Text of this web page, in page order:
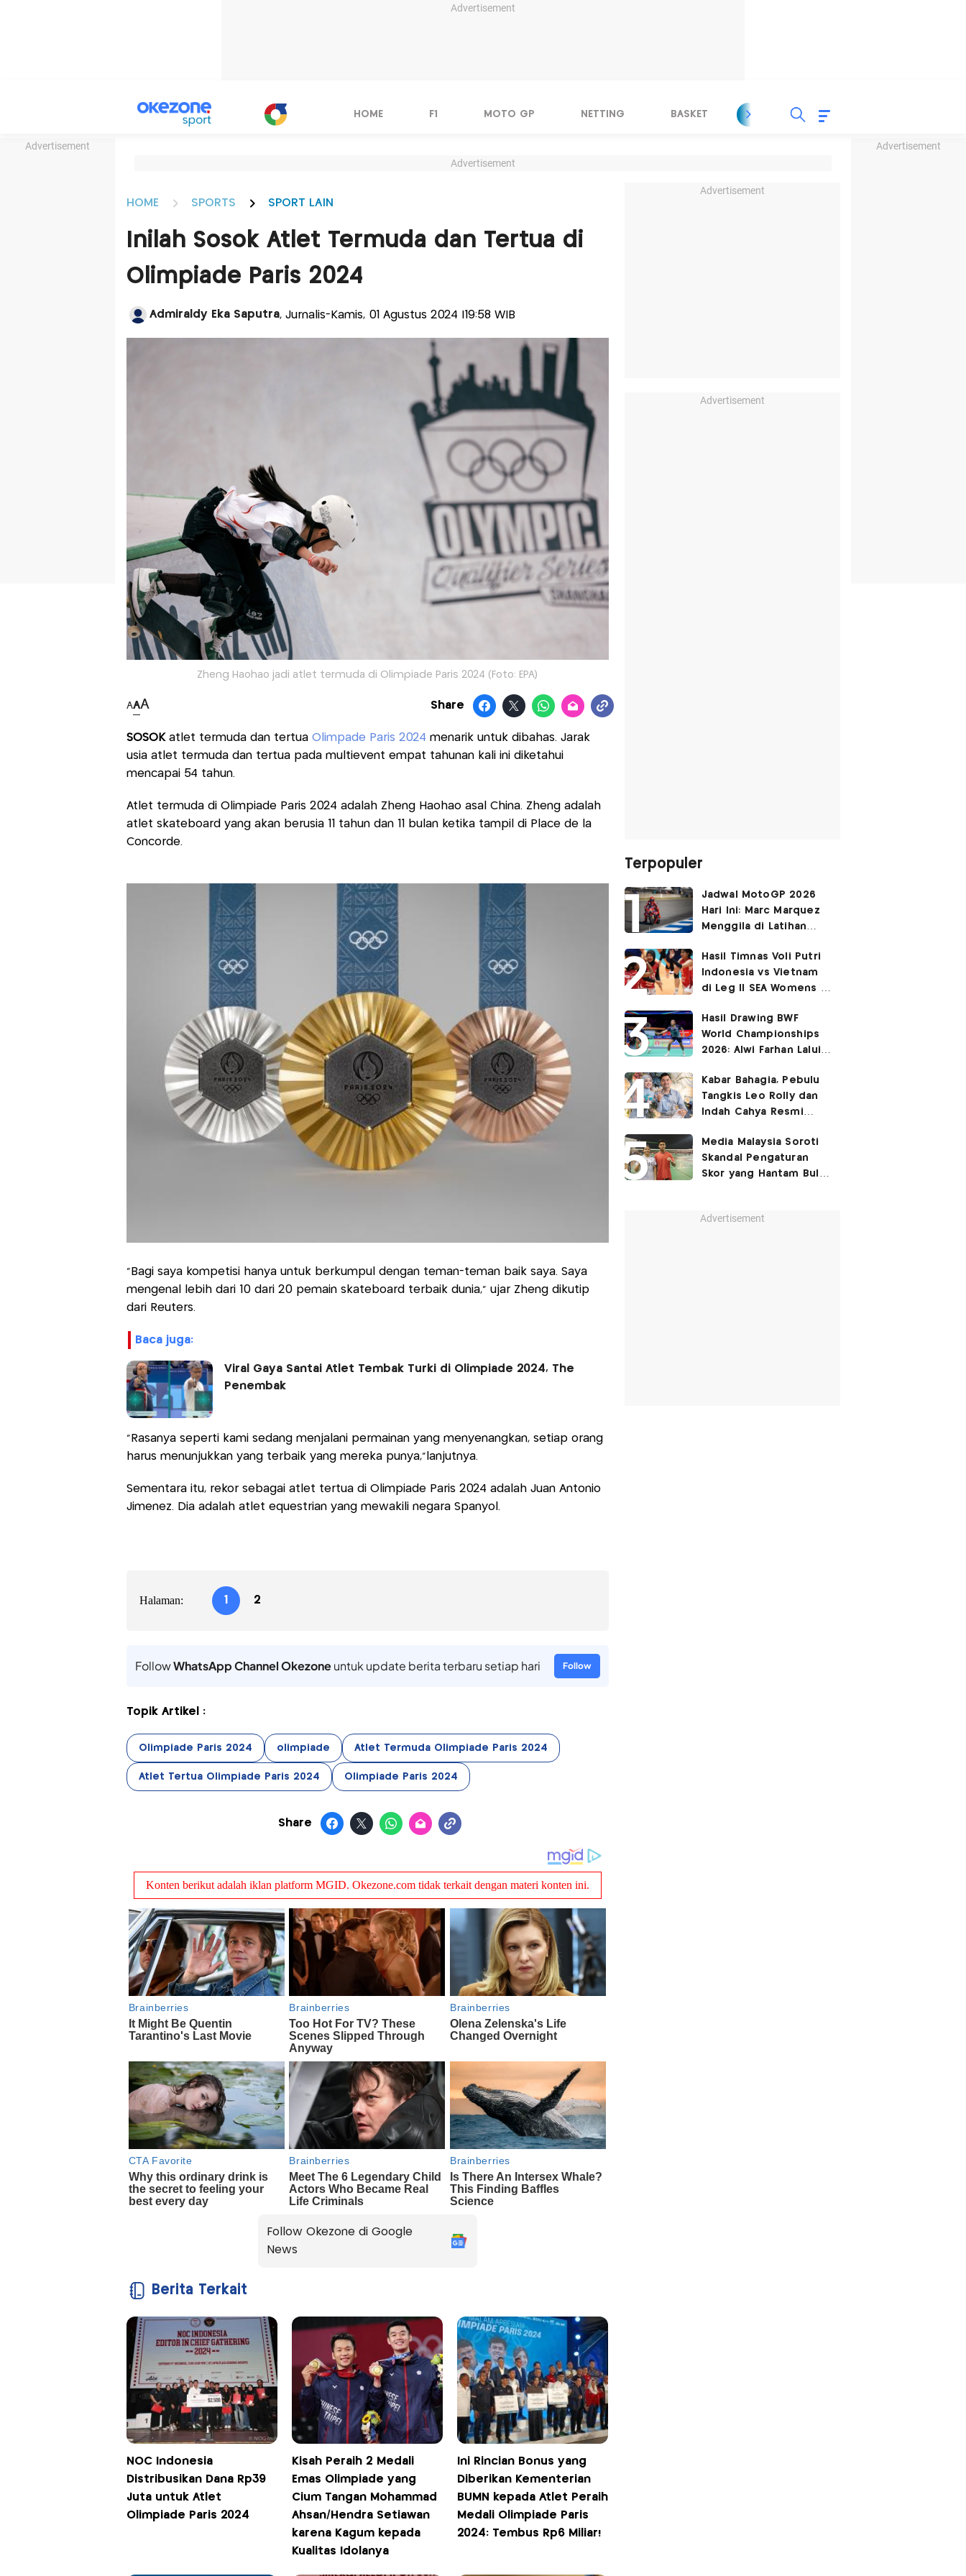
Advertisement
Advertisement Advertisement
HOME F1 MOTO GP NETTING BASKET SPORT LAIN
Advertisement
HOME SPORTS SPORT LAIN
Inilah Sosok Atlet Termuda dan Tertua di
Olimpiade Paris 2024
Admiraldy Eka Saputra, Jurnalis-Kamis, 01 Agustus 2024 |19:58 WIB
Zheng Haohao jadi atlet termuda di Olimpiade Paris 2024 (Foto: EPA)
AAA Share
SOSOKatlet termuda dan tertua Olimpade Paris 2024 menarik untuk dibahas. Jarak
usia atlet termuda dan tertua pada multievent empat tahunan kali ini diketahui
mencapai 54 tahun.
Atlet termuda di Olimpiade Paris 2024 adalah Zheng Haohao asal China. Zheng adalah
atlet skateboard yang akan berusia 11 tahun dan 11 bulan ketika tampil di Place de la
Concorde.
"Bagi saya kompetisi hanya untuk berkumpul dengan teman-teman baik saya. Saya
mengenal lebih dari 10 dari 20 pemain skateboard terbaik dunia," ujar Zheng dikutip
dari Reuters.
baca juga:
Viral Gaya Santai Atlet Tembak Turki di Olimpiade 2024, The
Penembak
"Rasanya seperti kami sedang menjalani permainan yang menyenangkan, setiap orang
harus menunjukkan yang terbaik yang mereka punya,"lanjutnya.
Sementara itu, rekor sebagai atlet tertua di Olimpiade Paris 2024 adalah Juan Antonio
Jimenez. Dia adalah atlet equestrian yang mewakili negara Spanyol.
Halaman: 1 2
FollowWhatsApp Channel Okezoneuntuk update berita terbaru setiap hari Follow
Topik Artikel :
Olimpiade Paris 2024 olimpiade Atlet Termuda Olimpiade Paris 2024
Atlet Tertua Olimpiade Paris 2024 Olimpiade Paris 2024
Share
Follow Okezone di Google
News
Berita Terkait
NOC Indonesia
Distribusikan Dana Rp39
Juta untuk Atlet
Olimpiade Paris 2024
Kisah Peraih 2 Medali
Emas Olimpiade yang
Cium Tangan Mohammad
Ahsan/Hendra Setiawan
karena Kagum kepada
Kualitas Idolanya
Ini Rincian Bonus yang
Diberikan Kementerian
BUMN kepada Atlet Peraih
Medali Olimpiade Paris
2024: Tembus Rp6 Miliar!
Advertisement
Advertisement
Terpopuler
Jadwal MotoGP 2026
Hari Ini: Marc Marquez
Menggila di Latihan
Hasil Timnas Voli Putri
Indonesia vs Vietnam
di Leg II SEA Womens V
Garuda Pertiwi Menang
3-2
Hasil Drawing BWF
World Championships
2026: Alwi Farhan Lalui
DapatBye
Kabar Bahagia, Pebulu
Tangkis Leo Rolly dan
Indah Cahya Resmi
Media Malaysia Soroti
Skandal Pengaturan
Skor yang Hantam Bulu
Advertisement